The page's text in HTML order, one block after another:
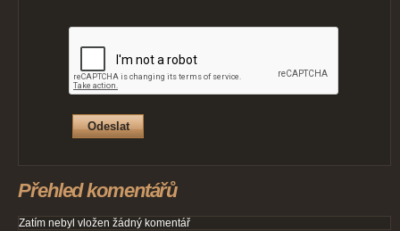
Přehled komentářů
Zatím nebyl vložen žádný komentář